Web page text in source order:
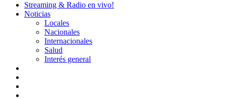
Streaming & Radio en vivo!
Noticias
Locales
Nacionales
Internacionales
Salud
Interés general